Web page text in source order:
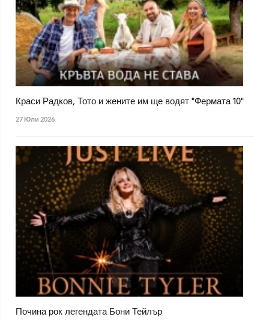
Краси Радков, Тото и жените им ще водят "Фермата 10"
27 Юли 2026
Почина рок легендата Бони Тейлър